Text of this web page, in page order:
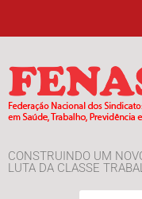
CONSTRUINDO UM
LUTA DA CLASSE